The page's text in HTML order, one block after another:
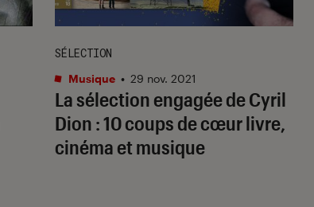
La sélection engagée de Cyril
Dion : 10 coups de cœur livre,
cinéma et musique
SÉLECTION
Musique • 29 nov. 2021